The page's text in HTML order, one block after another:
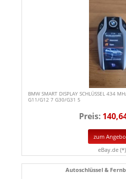
BMW SMART DISPLAY SCHLÜSSEL 434
G11/G12 7 G30/G31 5
Preis:
zum
eBay.de (*)
Autoschlüssel &